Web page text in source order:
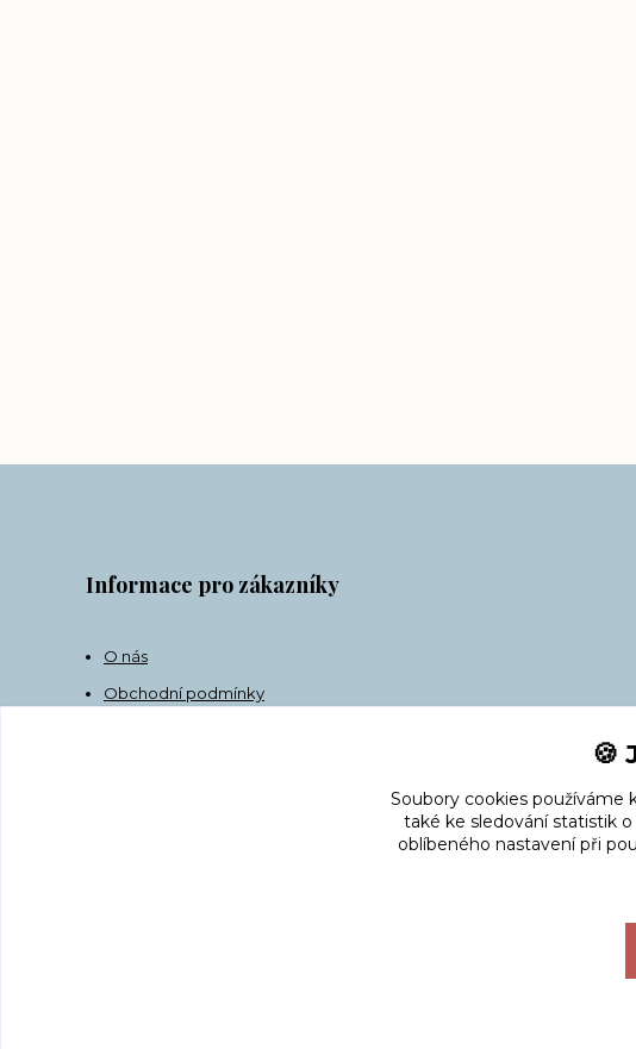
Informace pro zákazníky
O nás
Obchodní podmínky
🍪
Soubory cookies používáme
také ke sledování statistik
oblíbeného nastavení při